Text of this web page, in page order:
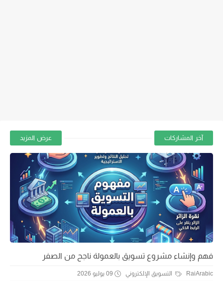
آخر المشاركات عرض المزيد
فهم وإنشاء مشروع تسويق بالعمولة ناجح من الصفر
RaiArabic التسويق الإلكتروني 09 يوليو 2026